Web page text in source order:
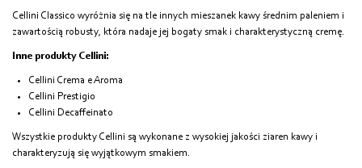
Cellini Classico wyróżnia się na tle innych mieszanek kawy średnim paleniem i
zawartością robusty, która nadaje jej bogaty smak i charakterystyczną cremę.
Inne produkty Cellini:
Cellini Crema e Aroma
Cellini Prestigio
Cellini Decaffeinato
Wszystkie produkty Cellini są wykonane z wysokiej jakości ziaren kawy i
charakteryzują się wyjątkowym smakiem.